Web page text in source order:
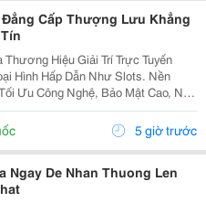
Đẳng Cấp Thượng Lưu Khẳng
Thương Hiệu Giải Trí Trực Tuyến
Hình Hấp Dẫn Như Slots. Nền
Ưu Công Nghệ, Bảo Mật Cao, Nạp
Tốt Trên Pc Lẫn Điện Thoại Di
Hệ: Website:
...
5 giờ trước
Ngay De Nhan Thuong Len